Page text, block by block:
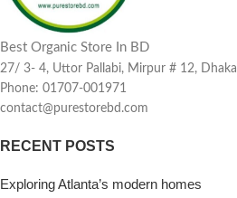
Best Organic Store In BD
27/ 3- 4, Uttor Pallabi, Mirpur # 12, Dhaka
Phone: 01707-001971
contact@purestorebd.com
RECENT POSTS
Exploring Atlanta’s modern homes